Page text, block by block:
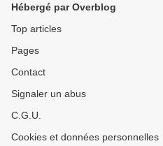
Hébergé par Overblog
Top articles
Pages
Contact
Signaler un abus
C.G.U.
Cookies et données personnelles